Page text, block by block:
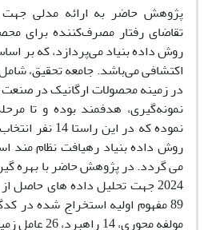
پژوهش حاضر به ارائه مدلی جهت
تقاضای رفتار مصرف‌کننده برای
روش داده بنیاد می‌پردازد، که بر
اکتشافی می‌باشد. جامعه تحقیق،
در زمینه محصولات ارگانیک در
نمونه‌گیری، هدفمند بوده و تا
نموده که در این
روش داده بنیاد رهیافت نظام مند
می گردد. در پژوهش حاضر با بهره
2024 جهت تحلیل داده های حاصل